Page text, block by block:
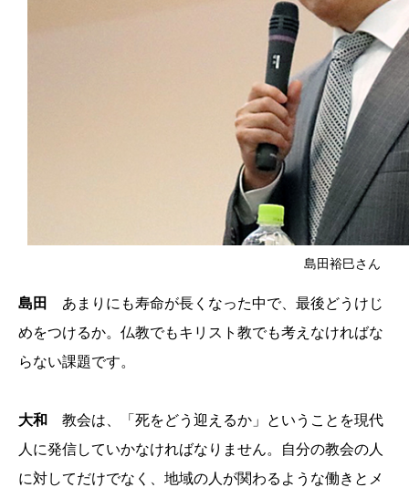
島田裕巳さん
島田 あまりにも寿命が長くなった中で、最後どうけじ
めをつけるか。仏教でもキリスト教でも考えなければな
らない課題です。
大和 教会は、「死をどう迎えるか」ということを現代
人に発信していかなければなりません。自分の教会の人
に対してだけでなく、地域の人が関わるような働きとメ